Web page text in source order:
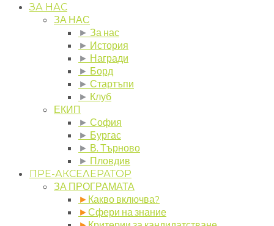
ЗА НАС
ЗА НАС
► За нас
► История
► Награди
► Борд
► Стартъпи
► Клуб
ЕКИП
► София
► Бургас
► В. Търново
► Пловдив
ПРЕ-АКСЕЛЕРАТОР
ЗА ПРОГРАМАТА
►Какво включва?
►Сфери на знание